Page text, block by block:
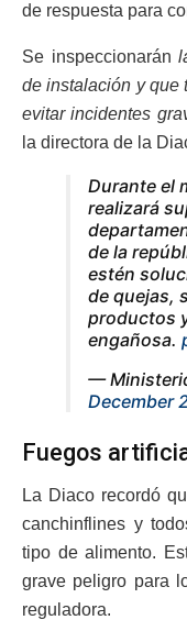
de respuesta para
Se inspeccionarán
de instalación y que
evitar incidentes
la directora de la
Durante el
realizará
de la
estén
de quejas,
productos
engañosa.
—
December
Fuegos
La Diaco recordó
canchinflines y
tipo de alimento.
grave peligro para
reguladora.